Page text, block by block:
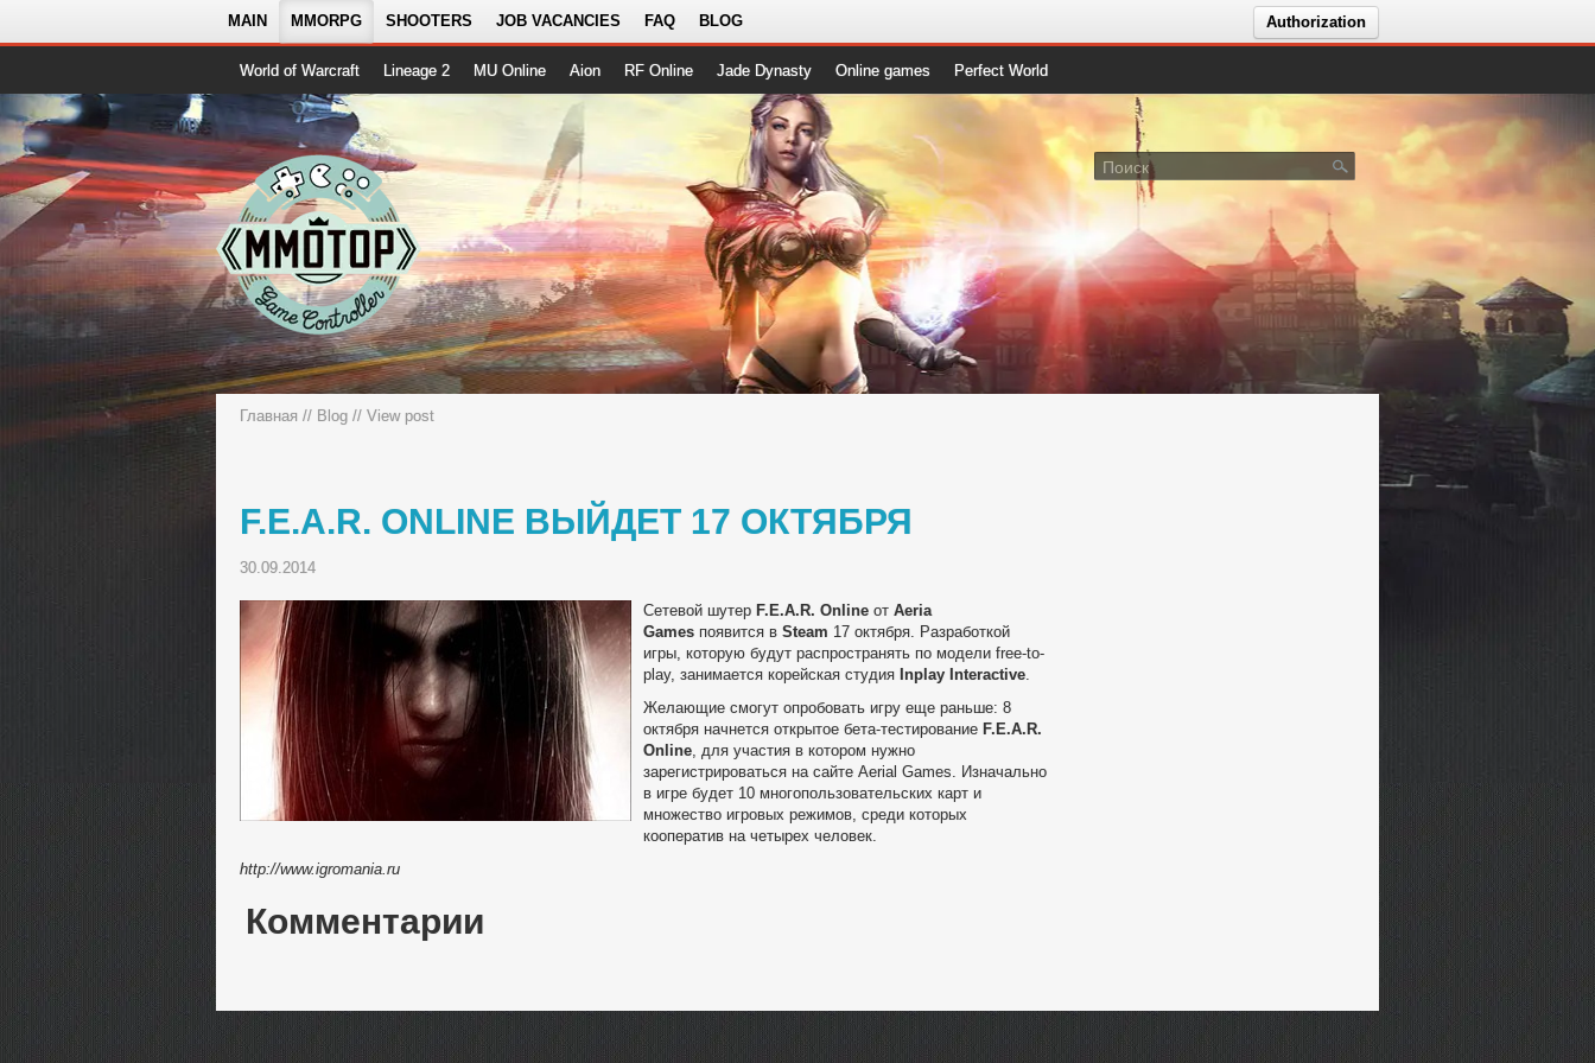
MAIN MMORPG SHOOTERS JOB VACANCIES FAQ BLOG Authorization
World of Warcraft Lineage 2 MU Online Aion RF Online Jade Dynasty Online games Perfect World
Главная // Blog // View post
F.E.A.R. ONLINE ВЫЙДЕТ 17 ОКТЯБРЯ
30.09.2014
Сетевой шутер F.E.A.R. Online от Aeria
Games появится в Steam 17 октября. Разработкой
игры, которую будут распространять по модели free-to-
play, занимается корейская студия Inplay Interactive.
Желающие смогут опробовать игру еще раньше: 8
октября начнется открытое бета-тестирование F.E.A.R.
Online, для участия в котором нужно
зарегистрироваться на сайте Aerial Games. Изначально
в игре будет 10 многопользовательских карт и
множество игровых режимов, среди которых
кооператив на четырех человек.
http://www.igromania.ru
Комментарии